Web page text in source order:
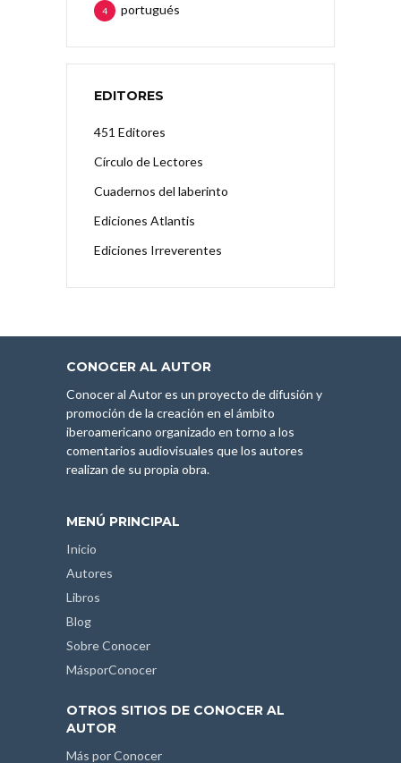
portugués
4
EDITORES
451 Editores
Círculo de Lectores
Cuadernos del laberinto
Ediciones Atlantis
Ediciones Irreverentes
CONOCER AL AUTOR
Conocer al Autor es un proyecto de difusión y
promoción de la creación en el ámbito
iberoamericano organizado en torno a los
comentarios audiovisuales que los autores
realizan de su propia obra.
MENÚ PRINCIPAL
Inicio
Autores
Libros
Blog
Sobre Conocer
MásporConocer
OTROS SITIOS DE CONOCER AL
AUTOR
Más por Conocer